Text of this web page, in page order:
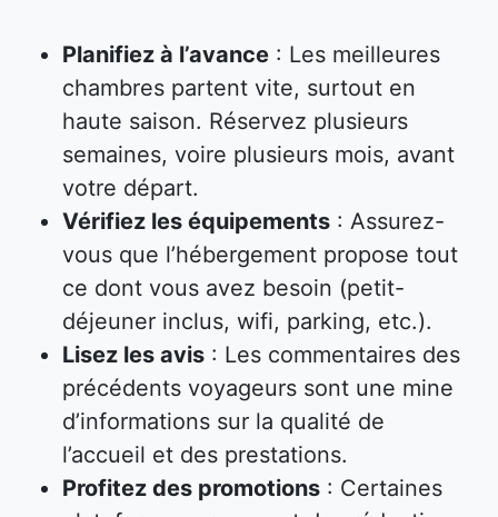
Planifiez à l’avance : Les meilleures
chambres partent vite, surtout en
haute saison. Réservez plusieurs
semaines, voire plusieurs mois, avant
votre départ.
Vérifiez les équipements : Assurez-
vous que l’hébergement propose tout
ce dont vous avez besoin (petit-
déjeuner inclus, wifi, parking, etc.).
Lisez les avis : Les commentaires des
précédents voyageurs sont une mine
d’informations sur la qualité de
l’accueil et des prestations.
Profitez des promotions : Certaines